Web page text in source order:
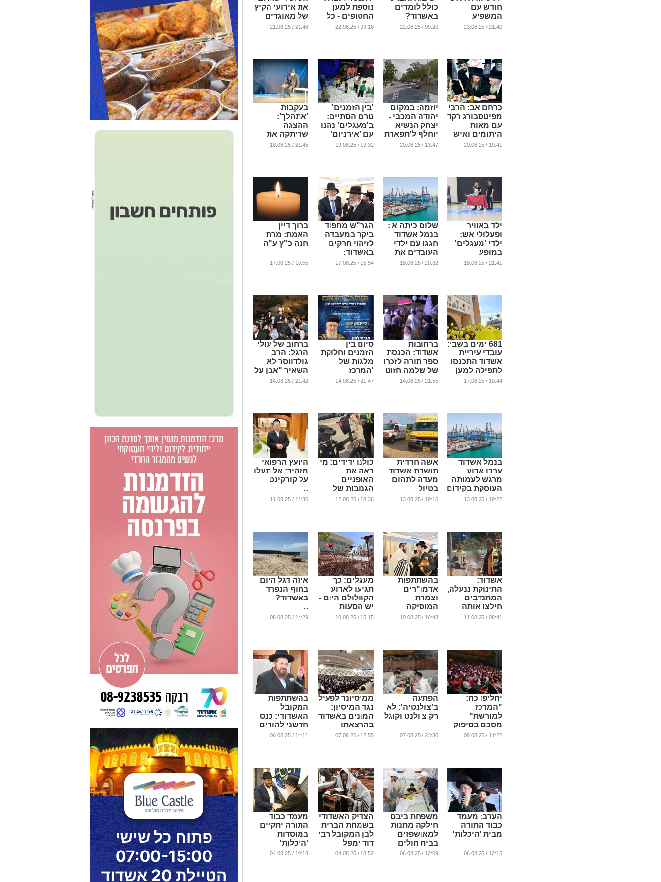
חודש עם
המשפיע
החסידי
21:40 / 23.08.25
כולל לומדים
באשדוד?
...
09:20 / 22.08.25
נוספת למען
החטופים - כל
הפרטים
09:16 / 22.08.25
את אירועי הקיץ
של מאוגדים
...
21:48 / 21.08.25
כרחם אב: הרבי
מפיטסבורג רקד
עם מאות
היתומים ואיש
לא נותר אדיש
19:41 / 20.08.25
יוזמה: במקום
יהודה המכבי -
יצחק הנשיא
יוחלף ל'תפארת
מרדכי'
13:47 / 20.08.25
'בין הזמנים'
טרם הסתיים:
ב'מעגלים' נהנו
עם 'אירניום'
ו'וייט פול'
19:32 / 19.08.25
בעקבות
'אתהלך':
ההצגה
שריתקה את
אשדוד
21:45 / 18.08.25
ילד באוויר
ופעלולי אש:
ילדי 'מעגלים'
במופע
להטוטים ענק
21:41 / 18.08.25
שלום כיתה א':
בנמל אשדוד
חגגו עם ילדי
העובדים את
הכניסה לביה"ס
20:32 / 18.08.25
הגר"ש מחפוד
ביקר במעבדה
לזיהוי חרקים
באשדוד:
"מציגה
15:54 / 17.08.25
ברוך דיין
האמת: מרת
חנה כ"ץ ע"ה
...
10:55 / 17.08.25
681 ימים בשבי:
עובדי עיריית
אשדוד התכנסו
לתפילה למען
החטופים
10:44 / 17.08.25
ברחובות
אשדוד: הכנסת
ספר תורה לזכרו
של שלמה חזוט
הי"ד שנפל
21:55 / 14.08.25
סיום בין
הזמנים וחלוקת
מלגות של
'המרכז
למורשת'; זיץ
21:47 / 14.08.25
ברחוב של עולי
הרגל: הרב
גולדווסר לא
השאיר "אבן על
אבן" בכותל
21:42 / 14.08.25
בנמל אשדוד
ערכו ארוע
מרגש לעמותה
העוסקת בקידום
נוער
19:22 / 13.08.25
אשה חרדית
תושבת אשדוד
מעדה לתהום
בטיול
באוסטריה;
19:16 / 13.08.25
כולנו ידידים: מי
ראה את
האופניים
הגנובות של
מתנדב
18:36 / 12.08.25
היועץ הרפואי
מזהיר: אל תעלו
על קורקינט
...
11:36 / 11.08.25
אשדוד:
התינוקת ננעלה,
המתנדבים
חילצו אותה
...
08:41 / 11.08.25
בהשתתפות
אדמו"רים
וצמרת
המוסיקה
החסידית: בעל
16:43 / 10.08.25
מעגלים: כך
תגיעו לארוע
הקוולולם היום -
יש הסעות
...
15:15 / 10.08.25
איזה דגל היום
בחוף הנפרד
באשדוד?
...
14:29 / 08.08.25
יחליפו כח:
"המרכז
למורשת"
מסכם בסיפוק
שבוע ראשון של
11:22 / 08.08.25
הפתעה
ב'צולנטיה': לא
רק צ'ולנט וקוגל
...
23:30 / 07.08.25
ממיסיונר לפעיל
נגד המיסיון:
המונים באשדוד
בהרצאתו
המטלטלת של
12:55 / 07.08.25
בהשתתפות
המקובל
האשדודי: כנס
חדשני להורים
בעולם
14:11 / 06.08.25
הערב: מעמד
כבוד התורה
מבית 'היכלות'
...
12:15 / 06.08.25
משפחת ביבס
חילקה מתנות
למאושפזים
בבית חולים
אסותא אשדוד
12:09 / 06.08.25
הצדיק האשדודי
בשמחת הברית
לבן המקובל רבי
דוד ימפל
בביהמ"ד בעלזא בעיר
18:52 / 04.08.25
מעמד כבוד
התורה יתקיים
במוסדות
'היכלות'
באשדוד
10:18 / 04.08.25